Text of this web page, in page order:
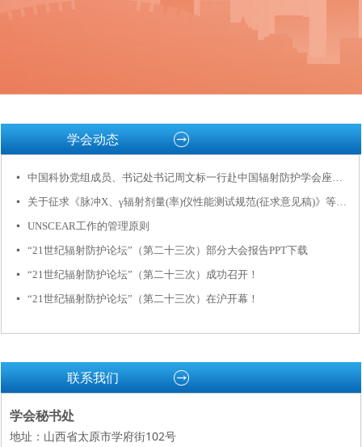
学会动态
联系我们
学会秘书处
地址：山西省太原市学府街102号
넷 中国科协党组成员、书记处书记周文标一行赴中国辐射防护学会座谈交流
넷 关于征求《脉冲X、γ辐射剂量(率)仪性能测试规范(征求意见稿)》等6项中国辐射防护学会团体标准意见的函
넷 UNSCEAR工作的管理原则
넷 “21世纪辐射防护论坛”（第二十三次）部分大会报告PPT下载
넷 “21世纪辐射防护论坛”（第二十三次）成功召开！
넷 “21世纪辐射防护论坛”（第二十三次）在沪开幕！